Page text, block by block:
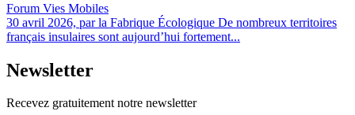
Forum Vies Mobiles
30 avril 2026, par la Fabrique Écologique De nombreux territoires
français insulaires sont aujourd’hui fortement...
Newsletter
Recevez gratuitement notre newsletter